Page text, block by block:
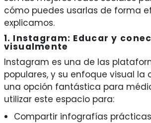
cómo puedes usarlas de forma
explicamos.
1. Instagram: Educar y
visualmente
Instagram es una de las
populares, y su enfoque visual la
una opción fantástica para
utilizar este espacio para:
Compartir infografías